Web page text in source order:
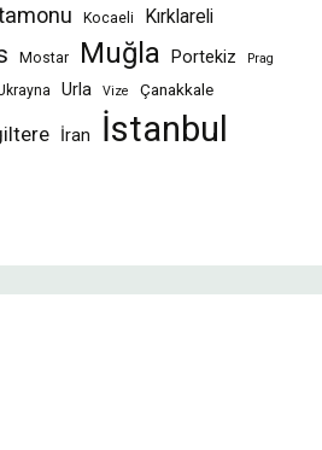
Kocaeli
Kırklareli
Mostar Muğla Portekiz Prag
Urla Vize Çanakkale
İran İstanbul